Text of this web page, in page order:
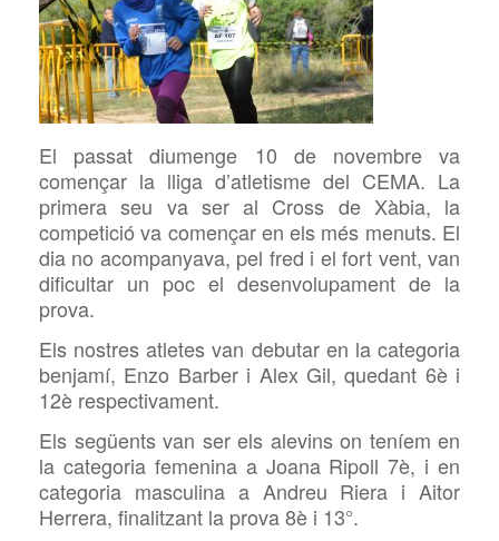
El passat diumenge 10 de novembre va
començar la lliga d’atletisme del CEMA. La
primera seu va ser al Cross de Xàbia, la
competició va començar en els més menuts. El
dia no acompanyava, pel fred i el fort vent, van
dificultar un poc el desenvolupament de la
prova.
Els nostres atletes van debutar en la categoria
benjamí, Enzo Barber i Alex Gil, quedant 6è i
12è respectivament.
Els següents van ser els alevins on teníem en
la categoria femenina a Joana Ripoll 7è, i en
categoria masculina a Andreu Riera i Aitor
Herrera, finalitzant la prova 8è i 13°.